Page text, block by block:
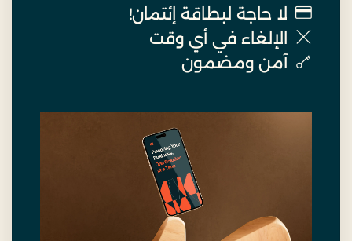
لا حاجة لبطاقة إئتمان!
الإلغاء في أي وقت
آمن ومضمون